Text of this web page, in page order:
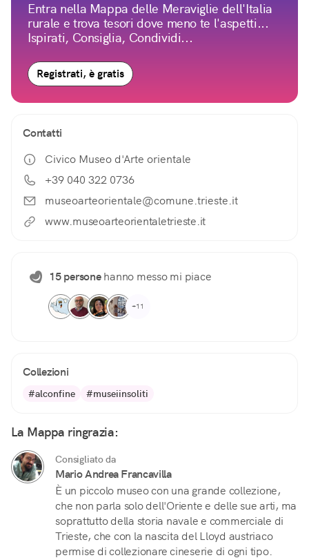
Entra nella Mappa delle Meraviglie dell'Italia
rurale e trova tesori dove meno te l'aspetti...
Ispirati, Consiglia, Condividi...
Registrati, è gratis
Contatti
Civico Museo d'Arte orientale
+39 040 322 0736
museoarteorientale@comune.trieste.it
www.museoarteorientaletrieste.it
15 personehanno messo mi piace
+11
Collezioni
#alconfine #museiinsoliti
La Mappa ringrazia:
Consigliato da
Mario Andrea Francavilla
È un piccolo museo con una grande collezione,
che non parla solo dell'Oriente e delle sue arti, ma
soprattutto della storia navale e commerciale di
Trieste, che con la nascita del Lloyd austriaco
permise di collezionare cineserie di ogni tipo.